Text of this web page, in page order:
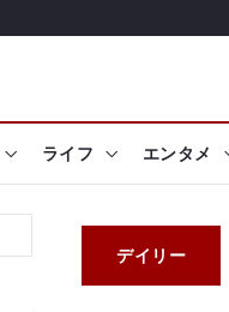
ライフ エンタメ
デイリー